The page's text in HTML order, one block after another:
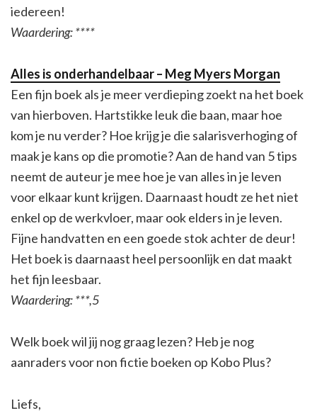
iedereen!
Waardering: ****
Alles is onderhandelbaar – Meg Myers Morgan
Een fijn boek als je meer verdieping zoekt na het boek
van hierboven. Hartstikke leuk die baan, maar hoe
kom je nu verder? Hoe krijg je die salarisverhoging of
maak je kans op die promotie? Aan de hand van 5 tips
neemt de auteur je mee hoe je van alles in je leven
voor elkaar kunt krijgen. Daarnaast houdt ze het niet
enkel op de werkvloer, maar ook elders in je leven.
Fijne handvatten en een goede stok achter de deur!
Het boek is daarnaast heel persoonlijk en dat maakt
het fijn leesbaar.
Waardering: ***,5
Welk boek wil jij nog graag lezen? Heb je nog
aanraders voor non fictie boeken op Kobo Plus?
Liefs,